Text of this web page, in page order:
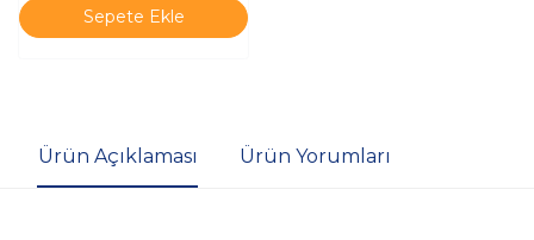
Sepete Ekle
Ürün Açıklaması Ürün Yorumları